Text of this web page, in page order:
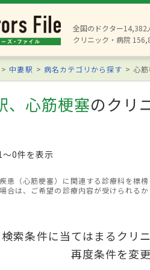
全国のドクター14,382
クリニック・病院
中妻駅 病名カテゴリから探す 心
、心筋梗塞のクリ
〜0件を表示
患（心筋梗塞）に関連する診療科を標
合は、ご希望の診療内容が受けられる
検索条件に当てはまるクリ
再度条件を変